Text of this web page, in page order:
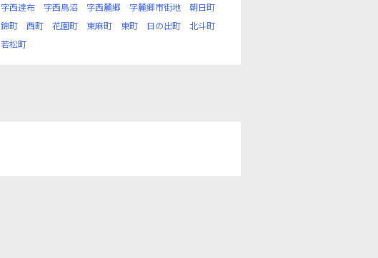
字西達布 字西鳥沼 字西麓郷 字麓郷市街地
朝日町
錦町 西町 花園町 東麻町 東町 日の出町
北斗町
若松町